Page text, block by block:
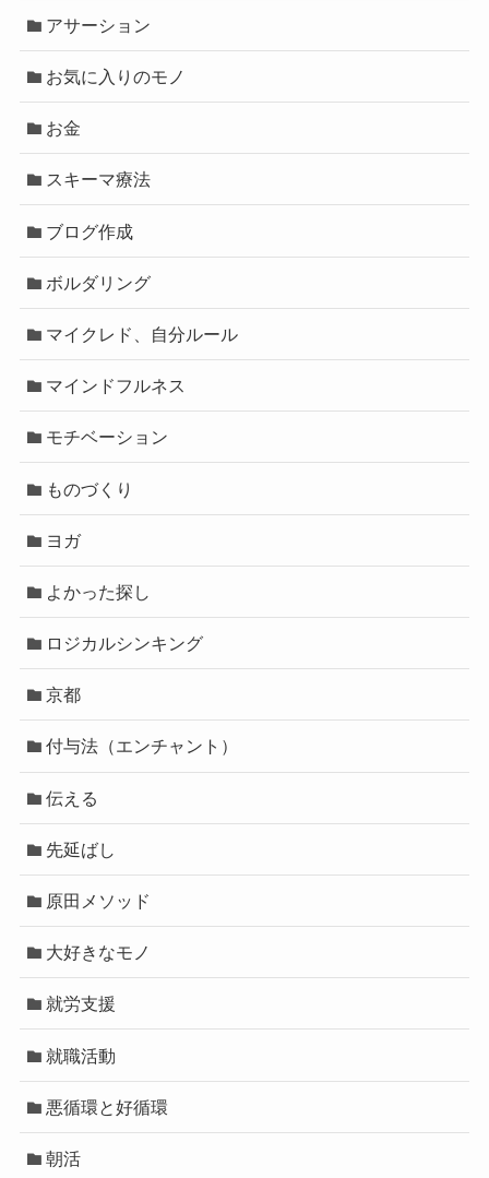
アサーション
お気に入りのモノ
お金
スキーマ療法
ブログ作成
ボルダリング
マイクレド、自分ルール
マインドフルネス
モチベーション
ものづくり
ヨガ
よかった探し
ロジカルシンキング
京都
付与法（エンチャント）
伝える
先延ばし
原田メソッド
大好きなモノ
就労支援
就職活動
悪循環と好循環
朝活